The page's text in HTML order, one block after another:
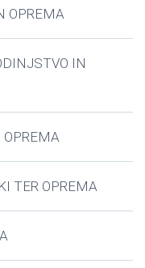
OPREMA
IN
TER OPREMA